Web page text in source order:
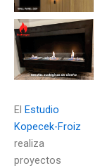
El Estudio
Kopecek-Froiz
realiza
proyectos